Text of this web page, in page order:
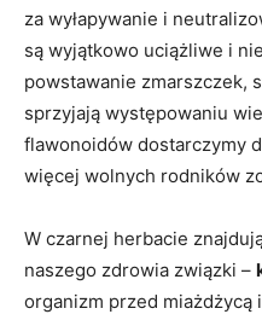
za wyłapywanie i
są wyjątkowo uciążliwe i
powstawanie zmarszczek,
sprzyjają występowaniu
flawonoidów dostarczymy
więcej wolnych rodników
W czarnej herbacie
naszego zdrowia związki –
organizm przed miażdżycą